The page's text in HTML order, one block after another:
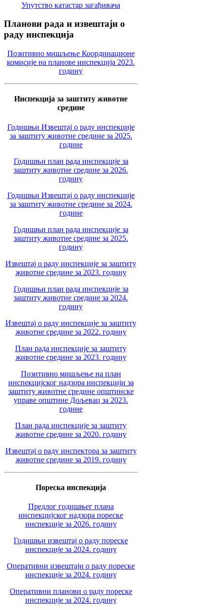
Упутство катастар загађивача
Планови рада и извештаји о
раду инспекција
Позитивно мишљење Координационе
комисије на планове инспекција 2023.
годину
Инспекција за заштиту животне
средине
Годишњи Извештај о раду инспекције
за заштиту животне средине за 2025.
године
Годишњи план рада инспекције за
заштиту животне средине за 2026.
годину
Годишњи Извештај о раду инспекције
за заштиту животне средине за 2024.
године
Годишњи план рада инспекције за
заштиту животне средине за 2025.
годину
Извештај о раду инспекције за заштиту
животне средине за 2023. годину
Годишњи план рада инспекције за
заштиту животне средине за 2024.
годину
Извештај о раду инспекције за заштиту
животне средине за 2022. годину
План рада инспекције за заштиту
животне средине за 2023. годину
Позитивно мишљење на план
инспекцијског надзора инспекцији за
заштиту животне средине општинске
управе општине Дољевац за 2023.
године
План рада инспекције за заштиту
животне средине за 2020. годину
Извештај о раду инспектора за заштиту
животне средине за 2019. годину
Пореска инспекција
Предлог годишњег плана
инспекцијског надзора пореске
инспекције за 2026. годину
Годишњи извештај о раду пореске
инспекције за 2024. годину
Оперативни извештаји о раду пореске
инспекције за 2024. годину
Оперативни планови о раду пореске
инспекције за 2024. годину